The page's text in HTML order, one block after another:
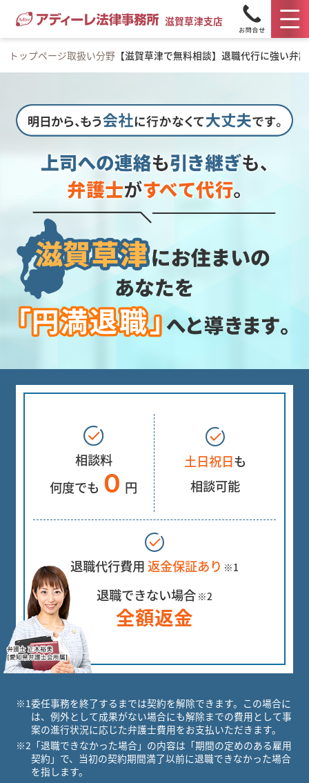
滋賀草津支店
トップページ取扱い分野 【滋賀草津で無料相談】退職代行に強い弁
相談料
何度でも ０ 円
退職代行費用返金保証あり ※1
退職できない場合 ※2
全額返金
土日祝日も
相談可能
※1委任事務を終了するまでは契約を解除できます。この場合に
は、例外として成果がない場合にも解除までの費用として事
案の進行状況に応じた弁護士費用をお支払いただきます。
※2 「退職できなかった場合」の内容は「期間の定めのある雇用
契約」で、当初の契約期間満了以前に退職できなかった場合
を指します。